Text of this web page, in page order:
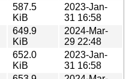
587.5
KiB
2023-Jan-
31 16:58
649.9
KiB
2024-Mar-
29 22:48
652.0
KiB
2023-Jan-
31 16:58